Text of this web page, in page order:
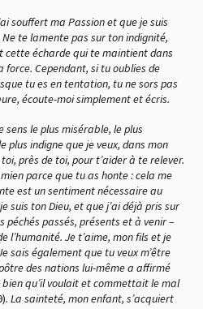
souffert ma Passion et que je suis
te lamente pas sur ton indignité,
cette écharde qui te maintient dans
force. Cependant, si tu oublies de
tu es en tentation, tu ne sors pas
écoute-moi simplement et écris.
sens le plus misérable, le plus
plus indigne que je veux, dans mon
près de toi, pour t’aider à te relever.
parce que tu as honte : cela me
est un sentiment nécessaire au
suis ton Dieu, et que j’ai déjà pris sur
péchés passés, présents et à venir –
l’humanité. Je t’aime, mon fils et je
sais également que tu veux m’être
des nations lui-même a affirmé
qu’il voulait et commettait le mal
. La sainteté, mon enfant, s’acquiert